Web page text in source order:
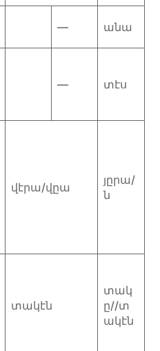
— անա
— տէս
վէրա/վըա
յըրա/
ն
տակէն
տակ
ը//տ
ակէն